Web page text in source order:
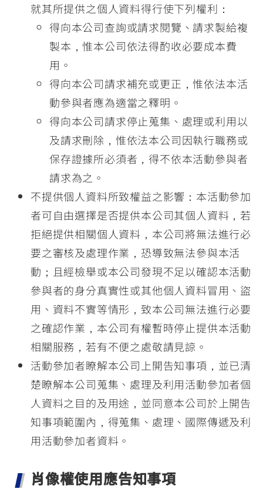
就其所提供之個人資料得行使下列權利：
得向本公司查詢或請求閱覽、請求製給複
製本，惟本公司依法得酌收必要成本費
用。
得向本公司請求補充或更正，惟依法本活
動參與者應為適當之釋明。
得向本公司請求停止蒐集、處理或利用以
及請求刪除，惟依法本公司因執行職務或
保存證據所必須者，得不依本活動參與者
請求為之。
不提供個人資料所致權益之影響：本活動參加
者可自由選擇是否提供本公司其個人資料，若
拒絕提供相關個人資料，本公司將無法進行必
要之審核及處理作業，恐導致無法參與本活
動；且經檢舉或本公司發現不足以確認本活動
參與者的身分真實性或其他個人資料冒用、盜
用、資料不實等情形，致本公司無法進行必要
之確認作業，本公司有權暫時停止提供本活動
相關服務，若有不便之處敬請見諒。
活動參加者瞭解本公司上開告知事項，並已清
楚瞭解本公司蒐集、處理及利用活動參加者個
人資料之目的及用途，並同意本公司於上開告
知事項範圍內，得蒐集、處理、國際傳遞及利
用活動參加者資料。
肖像權使用應告知事項